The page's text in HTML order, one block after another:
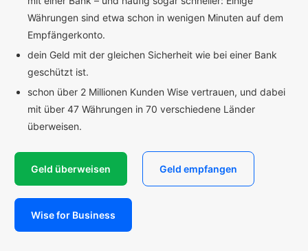
Währungen sind etwa schon in wenigen Minuten auf dem
Empfängerkonto.
dein Geld mit der gleichen Sicherheit wie bei einer Bank
geschützt ist.
schon über 2 Millionen Kunden Wise vertrauen, und dabei
mit über 47 Währungen in 70 verschiedene Länder
überweisen.
Geld überweisen Geld empfangen
Wise for Business